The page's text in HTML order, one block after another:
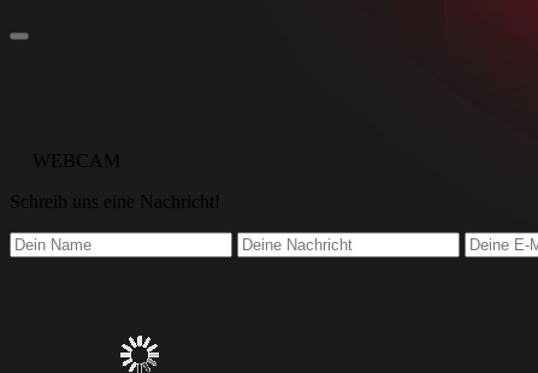
WEBCAM
Schreib uns eine Nachricht !